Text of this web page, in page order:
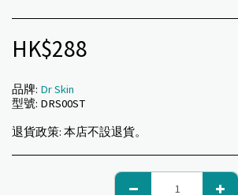
HK$288
品牌: Dr Skin
型號: DRS00ST
退貨政策: 本店不設退貨。